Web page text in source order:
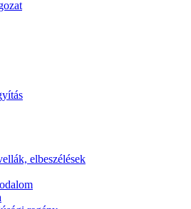
elbeszélések